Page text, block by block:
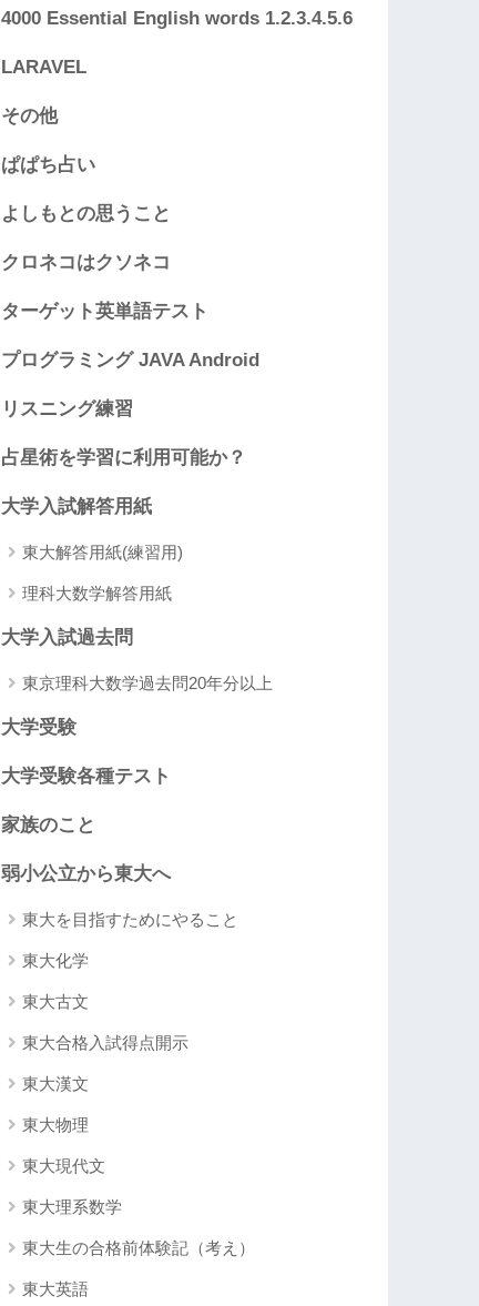
4000 Essential English words 1.2.3.4.5.6
LARAVEL
その他
ぱぱち占い
よしもとの思うこと
クロネコはクソネコ
ターゲット英単語テスト
プログラミング JAVA Android
リスニング練習
占星術を学習に利用可能か？
大学入試解答用紙
東大解答用紙(練習用)
理科大数学解答用紙
大学入試過去問
東京理科大数学過去問20年分以上
大学受験
大学受験各種テスト
家族のこと
弱小公立から東大へ
東大を目指すためにやること
東大化学
東大古文
東大合格入試得点開示
東大漢文
東大物理
東大現代文
東大理系数学
東大生の合格前体験記（考え）
東大英語